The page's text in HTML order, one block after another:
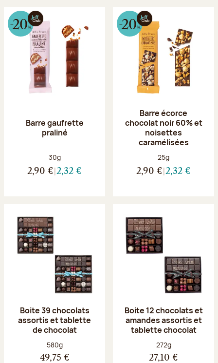
Barre gaufrette
praliné
Poids net :
30g
2,90 € 2,32 €
Barre écorce
chocolat noir 60% et
noisettes
caramélisées
Poids net :
25g
2,90 € 2,32 €
Boite 39 chocolats
assortis et tablette
de chocolat
Poids net :
580g
49,75 €
Boite 12 chocolats et
amandes assortis et
tablette chocolat
Poids net :
272g
27,10 €